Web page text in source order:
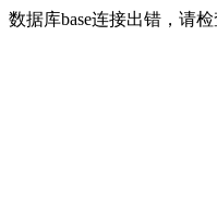
数据库base连接出错，请检